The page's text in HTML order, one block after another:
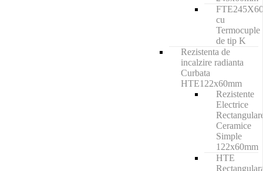
cu
Termocuple
de tip K
Rezistenta de
incalzire radianta
Curbata
HTE122x60mm
Rezistente
Electrice
Ceramice
Simple
122x60mm
HTE